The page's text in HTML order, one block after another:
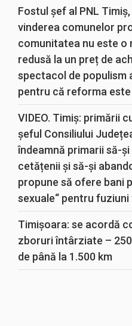
Fostul șef al PNL
vinderea comunelor
comunitatea nu este o
redusă la un preț de
spectacol de populism
pentru că reforma este
VIDEO. Timiș: primării
șeful Consiliului
îndeamnă primarii să-
cetățenii și să-și
propune să ofere bani
sexuale“ pentru
Timișoara: se acordă
zboruri întârziate –
de până la 1.500 km